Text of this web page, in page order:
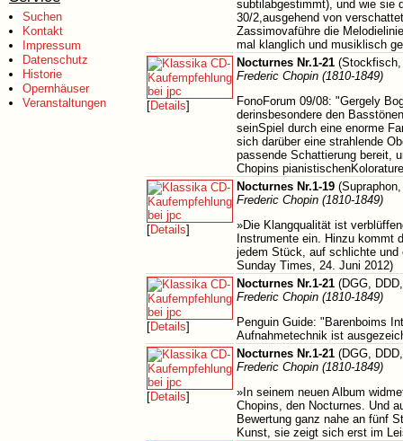
Suchen
Kontakt
Impressum
Datenschutz
Historie
Opernhäuser
Veranstaltungen
subtilabgestimmt), und wie sie
30/2,ausgehend von
Zassimovaführe die
mal klanglich und musiklisch
[Details]
Nocturnes Nr.1-21 (Stockfisch,
Frederic Chopin (1810-1849)
FonoForum 09/08: "Gergely
derinsbesondere den
seinSpiel durch eine enorme
sich darüber eine strahlende
passende Schattierung bereit,
Chopins
[Details]
Nocturnes Nr.1-19
Frederic Chopin (1810-1849)
»Die Klangqualität ist
Instrumente ein. Hinzu kommt
jedem Stück, auf schlichte und
Sunday Times, 24. Juni 2012)
[Details]
Nocturnes Nr.1-21 (DGG,
Frederic Chopin (1810-1849)
Penguin Guide: "Barenboims
Aufnahmetechnik ist
[Details]
Nocturnes Nr.1-21 (DGG,
Frederic Chopin (1810-1849)
»In seinem neuen Album
Chopins, den Nocturnes. Und
Bewertung ganz nahe an fünf
Kunst, sie zeigt sich erst im